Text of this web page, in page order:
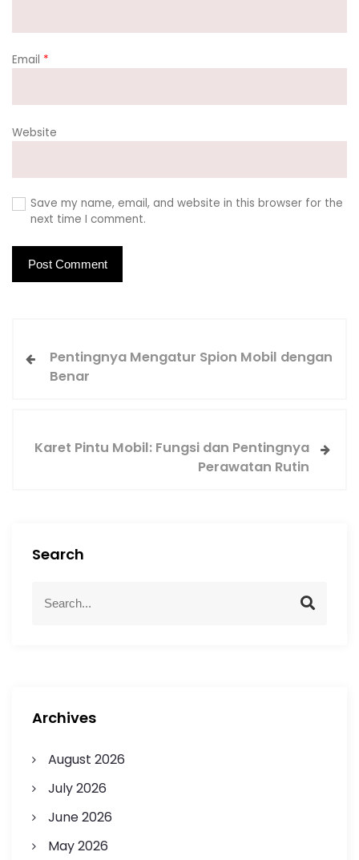
Email *
Website
Save my name, email, and website in this browser for the
next time I comment.
Pentingnya Mengatur Spion Mobil dengan
Benar
Karet Pintu Mobil: Fungsi dan Pentingnya
Perawatan Rutin
Search
Archives
August 2026
July 2026
June 2026
May 2026